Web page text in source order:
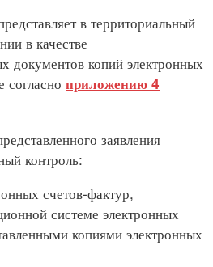
в территориальный
в качестве
документов копий электронных
приложению 4
заявления
контроль:
счетов-фактур,
системе электронных
копиями электронных